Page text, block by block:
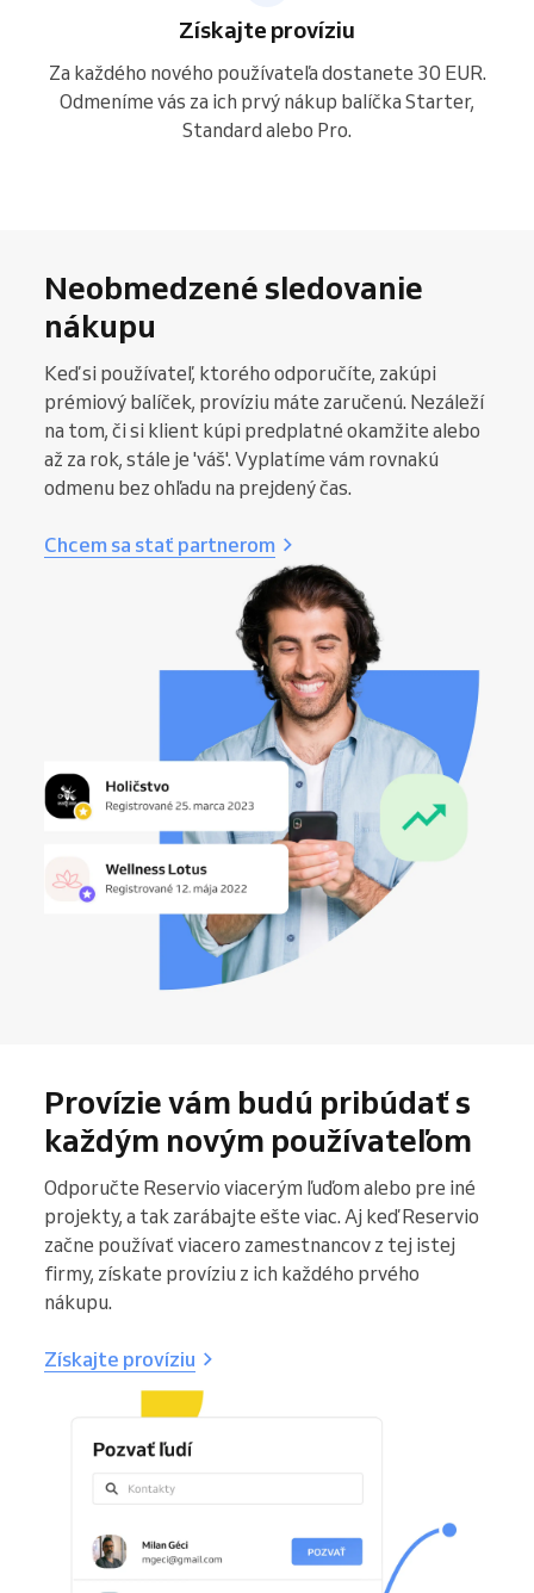
Získajte províziu
Za každého nového používateľa dostanete 30 EUR.
Odmeníme vás za ich prvý nákup balíčka Starter,
Standard alebo Pro.
Neobmedzené sledovanie
nákupu
Keď si používateľ, ktorého odporučíte, zakúpi
prémiový balíček, províziu máte zaručenú. Nezáleží
na tom, či si klient kúpi predplatné okamžite alebo
až za rok, stále je 'váš'. Vyplatíme vám rovnakú
odmenu bez ohľadu na prejdený čas.
Chcem sa stať partnerom
Provízie vám budú pribúdať s
každým novým používateľom
Odporučte Reservio viacerým ľuďom alebo pre iné
projekty, a tak zarábajte ešte viac. Aj keď Reservio
začne používať viacero zamestnancov z tej istej
firmy, získate províziu z ich každého prvého
nákupu.
Získajte províziu